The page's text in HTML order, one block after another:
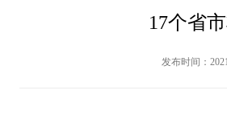
17个省
发布时间：